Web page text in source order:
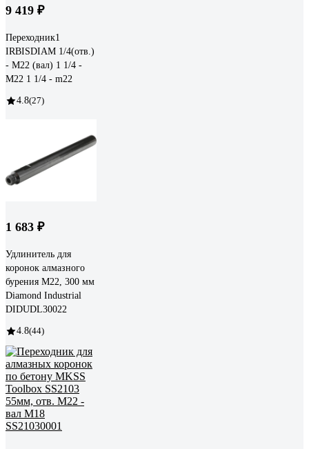
9 419 ₽
Переходник1
IRBISDIAM 1/4(отв.)
- М22 (вал) 1 1/4 -
М22 1 1/4 - m22
4.8(27)
1 683 ₽
Удлинитель для
коронок алмазного
бурения M22, 300 мм
Diamond Industrial
DIDUDL30022
4.8(44)